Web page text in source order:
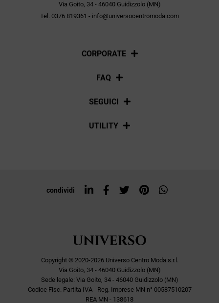
Via Goito, 34 - 46040 Guidizzolo (MN)
Tel. 0376 819361 - info@universocentromoda.com
CORPORATE
Chi siamo
FAQ
Pagamenti
SEGUICI
Social
UTILITY
Top ricerche
condividi
Copyright © 2020-2026 Universo Centro Moda s.r.l.
Via Goito, 34 - 46040 Guidizzolo (MN)
Sede legale: Via Goito, 34 - 46040 Guidizzolo (MN)
Codice Fisc. Partita IVA - Reg. Imprese MN n° 00587510207
REA MN - 138618